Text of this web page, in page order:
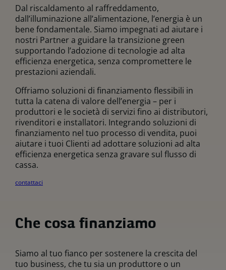
Dal riscaldamento al raffreddamento,
dall’illuminazione all’alimentazione, l’energia è un
bene fondamentale. Siamo impegnati ad aiutare i
nostri Partner a guidare la transizione green
supportando l’adozione di tecnologie ad alta
efficienza energetica, senza compromettere le
prestazioni aziendali.
Offriamo soluzioni di finanziamento flessibili in
tutta la catena di valore dell’energia – per i
produttori e le società di servizi fino ai distributori,
rivenditori e installatori. Integrando soluzioni di
finanziamento nel tuo processo di vendita, puoi
aiutare i tuoi Clienti ad adottare soluzioni ad alta
efficienza energetica senza gravare sul flusso di
cassa.
contattaci
Che cosa finanziamo
Siamo al tuo fianco per sostenere la crescita del
tuo business, che tu sia un produttore o un